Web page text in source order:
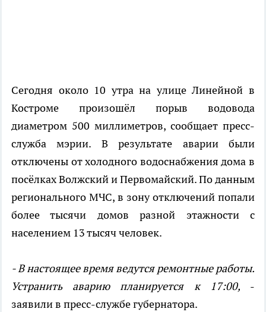
Сегодня около 10 утра на улице Линейной в
Костроме произошёл порыв водовода
диаметром 500 миллиметров, сообщает пресс-
служба мэрии. В результате аварии были
отключены от холодного водоснабжения дома в
посёлках Волжский и Первомайский. По данным
регионального МЧС, в зону отключений попали
более тысячи домов разной этажности с
населением 13 тысяч человек.
- В настоящее время ведутся ремонтные работы.
Устранить аварию планируется к 17:00, -
заявили в пресс-службе губернатора.